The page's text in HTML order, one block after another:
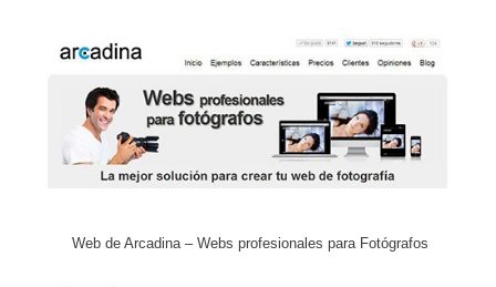
Web de Arcadina – Webs profesionales para Fotógrafos